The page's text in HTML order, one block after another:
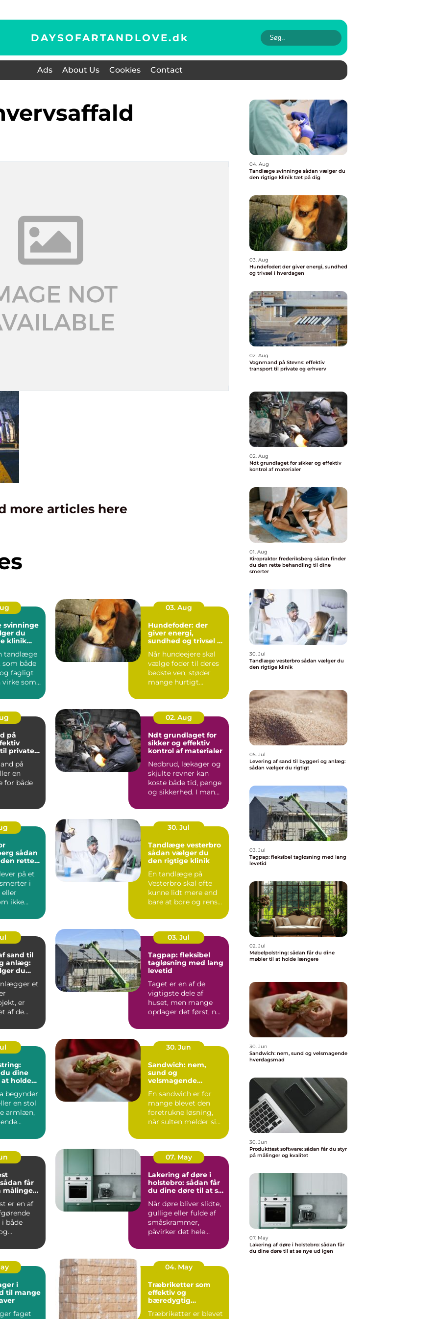
DAYSOFARTANDLOVE.dk
Ads About Us Cookies Contact
more articles here
svinninge
du
klinik
tandlæge
som både
fagligt
som
03. Aug
Hundefoder: der
giver energi,
sundhed og trivsel i
Når hundeejere skal
vælge foder til deres
bedste ven, støder
mange hurtigt
på
private
på
en
for både
02. Aug
Ndt grundlaget for
sikker og effektiv
kontrol af materialer
Nedbrud, lækager og
skjulte revner kan
koste både tid, penge
og sikkerhed. I mange
rette
på et
i
eller
ikke
30. Jul
Tandlæge vesterbro
sådan vælger du
den rigtige klinik
En tandlæge på
Vesterbro skal ofte
kunne lidt mere end
bare at bore og rense
ønsker ko...
sand til
anlæg:
du
et
er
af de
03. Jul
Tagpap: fleksibel
tagløsning med lang
levetid
Taget er en af de
vigtigste dele af
huset, men mange
opdager det først, når
dine
holde
begynder
en stol
armlæn,
30. Jun
Sandwich: nem,
sund og
velsmagende
En sandwich er for
mange blevet den
foretrukne løsning,
når sulten melder sig
får
målinger
er en af
både
07. May
Lakering af døre i
holstebro: sådan får
du dine døre til at se
Når døre bliver slidte,
gullige eller fulde af
småskrammer,
påvirker det hele
Mange...
i
til mange
faget
04. May
Træbriketter som
effektiv og
bæredygtig
Træbriketter er blevet
04. Aug
Tandlæge svinninge sådan vælger du
den rigtige klinik tæt på dig
03. Aug
Hundefoder: der giver energi, sundhed
og trivsel i hverdagen
02. Aug
Vognmand på Stevns: effektiv
transport til private og erhverv
02. Aug
Ndt grundlaget for sikker og effektiv
kontrol af materialer
01. Aug
Kiropraktor frederiksberg sådan finder
du den rette behandling til dine
smerter
30. Jul
Tandlæge vesterbro sådan vælger du
den rigtige klinik
05. Jul
Levering af sand til byggeri og anlæg:
sådan vælger du rigtigt
03. Jul
Tagpap: fleksibel tagløsning med lang
levetid
02. Jul
Møbelpolstring: sådan får du dine
møbler til at holde længere
30. Jun
Sandwich: nem, sund og velsmagende
hverdagsmad
30. Jun
Produkttest software: sådan får du styr
på målinger og kvalitet
07. May
Lakering af døre i holstebro: sådan får
du dine døre til at se nye ud igen